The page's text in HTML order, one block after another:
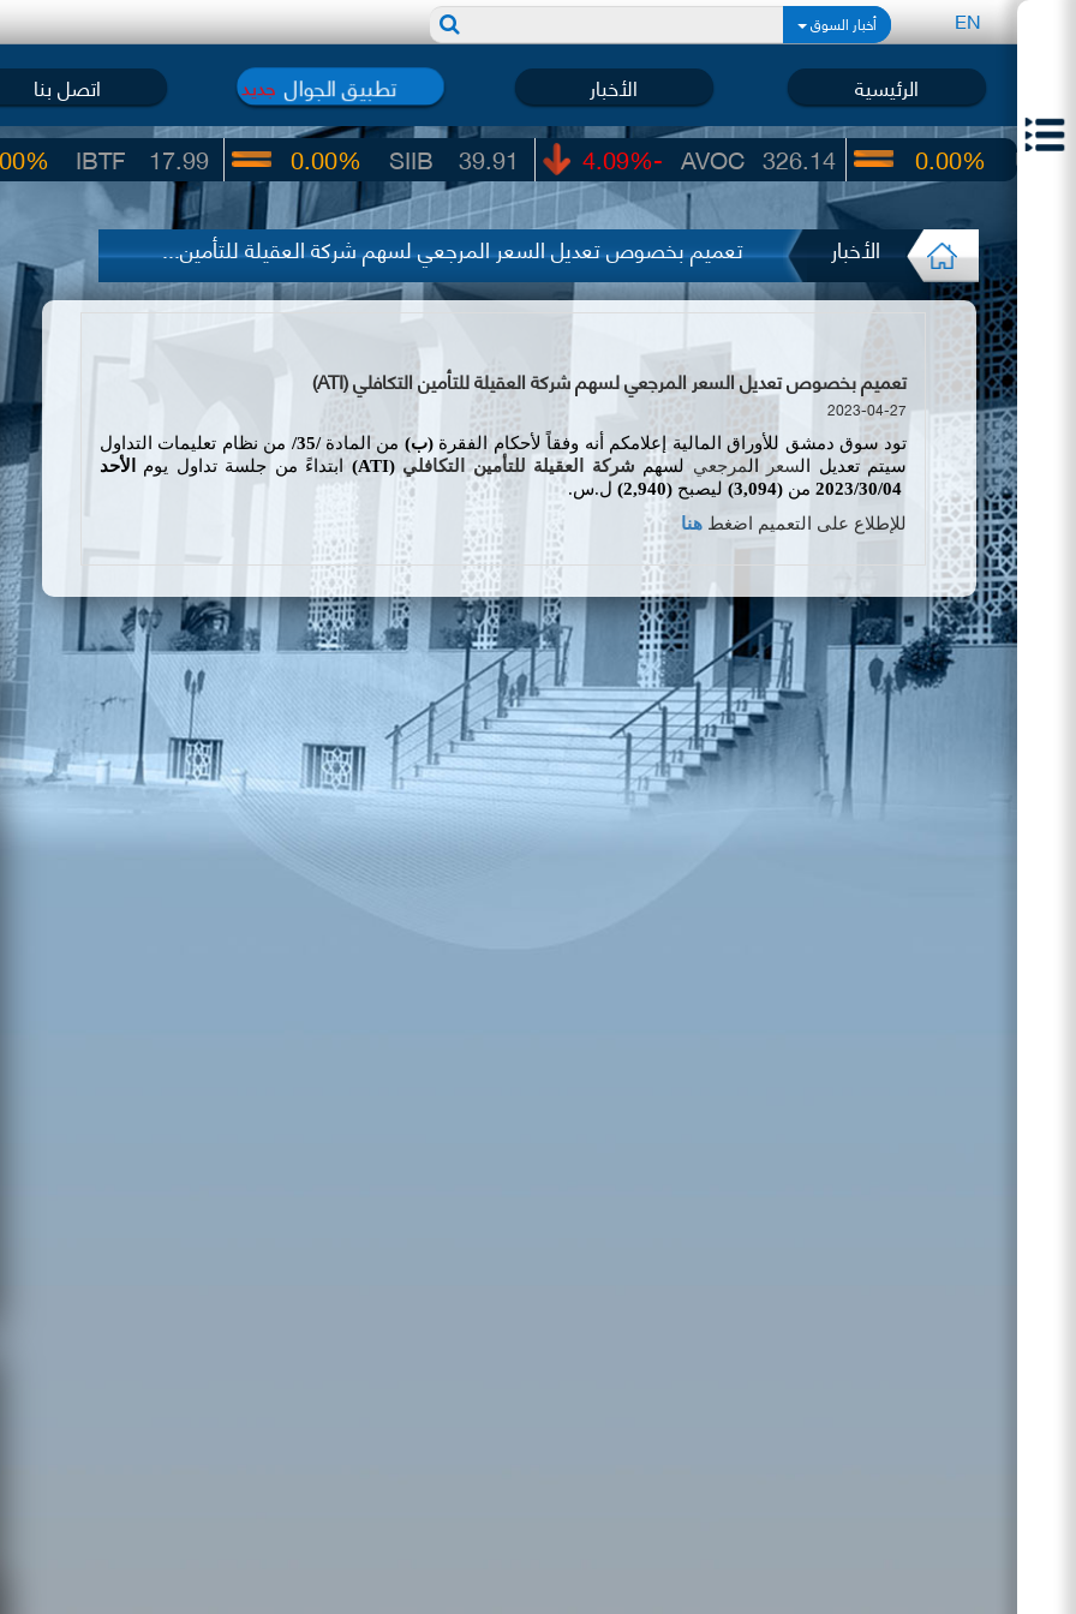
EN أخبار السوق
الرئيسية الأخبار تطبيق الجوال جديد اتصل بنا
17.99 39.91
SIIB
0.00% 326.14
AVOC
-4.09% 22.65
UIC
0.00%
الأخبار تعميم بخصوص تعديل السعر المرجعي لسهم شركة العقيلة للتأمين...
تعميم بخصوص تعديل السعر المرجعي لسهم شركة العقيلة للتأمين التكافلي (ATI)
2023-04-27
تود سوق دمشق للأوراق المالية إعلامكم أنه وفقاً لأحكام الفقرة(ب) من المادة/35/
من نظام تعليمات التداول
سيتم تعديل السعر المرجعي لسهم شركة العقيلة للتأمين التكافلي (
ATI
) ابتداءً من جلسة تداول يوم
الأحد
30/04/
2023 من (
3,094
)ليصبح (
2,940
)ل.س.
للإطلاع على التعميم اضغط هنا